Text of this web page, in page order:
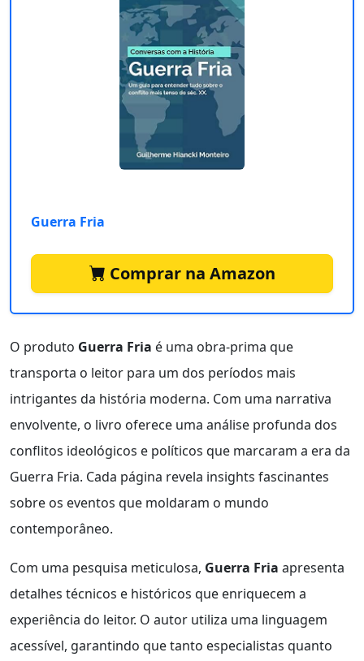
Guerra Fria
Comprar na Amazon
O produto Guerra Fria é uma obra-prima que
transporta o leitor para um dos períodos mais
intrigantes da história moderna. Com uma narrativa
envolvente, o livro oferece uma análise profunda dos
conflitos ideológicos e políticos que marcaram a era da
Guerra Fria. Cada página revela insights fascinantes
sobre os eventos que moldaram o mundo
contemporâneo.
Com uma pesquisa meticulosa, Guerra Fria apresenta
detalhes técnicos e históricos que enriquecem a
experiência do leitor. O autor utiliza uma linguagem
acessível, garantindo que tanto especialistas quanto